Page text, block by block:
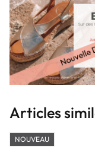
Articles
NOUVEAU